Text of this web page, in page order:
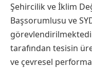
Şehircilik ve İklim
Başsorumlusu ve
tarafından tesisin
ve çevresel